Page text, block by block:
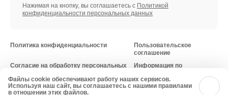
Нажимая на кнопку, вы соглашаетесь с Политикой
конфиденциальности персональных данных
Политика конфиденциальности
Согласие на обработку персональных
Пользовательское
соглашение
Информация по
Минцифры России
© 2026 iFellow
Файлы cookie обеспечивают работу наших сервисов.
Используя наш сайт, вы соглашаетесь с нашими правилами
в отношении этих файлов.